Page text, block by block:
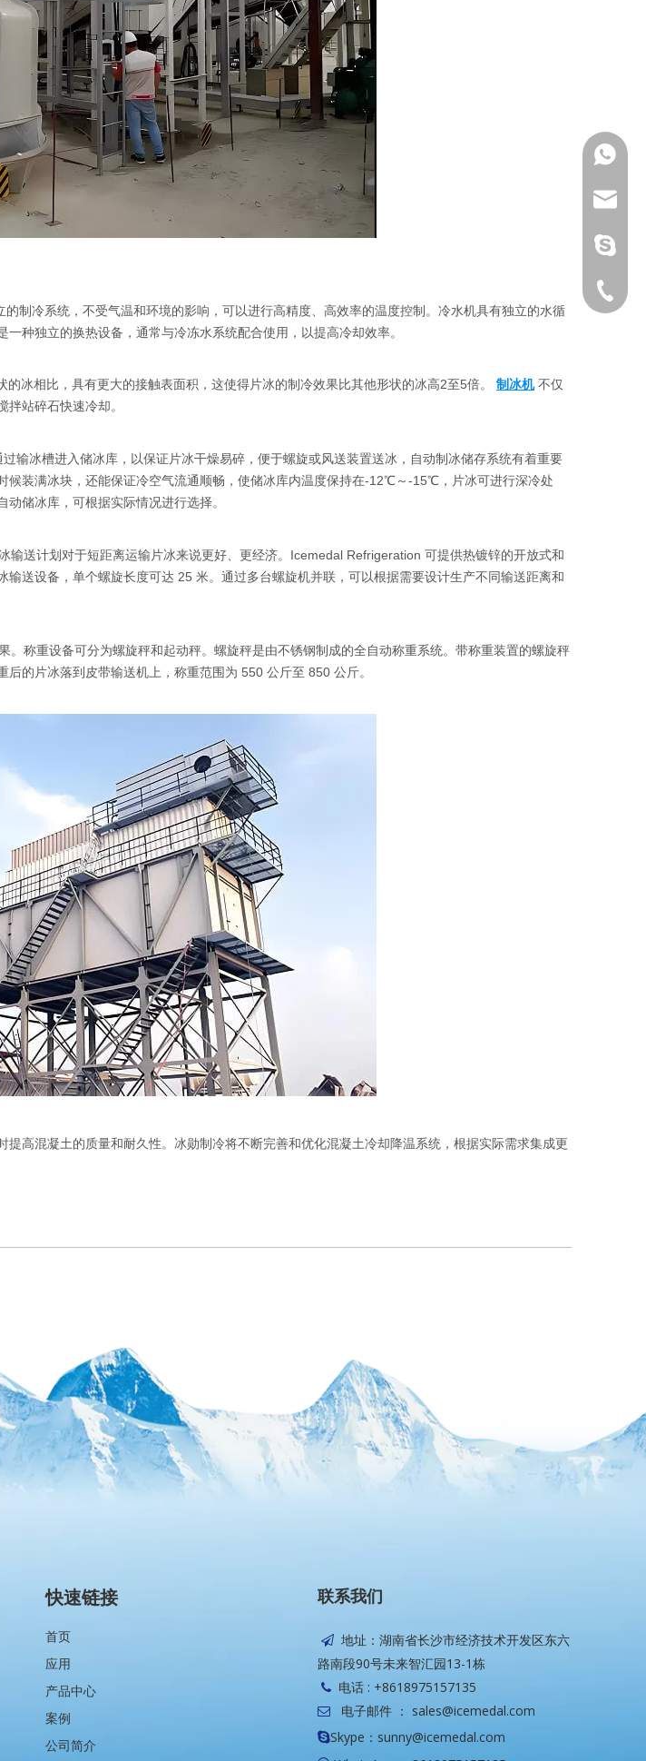
制冷系统，不受气温和环境的影响，可以进行高精度、高效率的温度控制。冷水机具有独立的水循
种独立的换热设备，通常与冷冻水系统配合使用，以提高冷却效率。
冰相比，具有更大的接触表面积，这使得片冰的制冷效果比其他形状的冰高2至5倍。 制冰机不仅
站碎石快速冷却。
输冰槽进入储冰库，以保证片冰干燥易碎，便于螺旋或风送装置送冰，自动制冰储存系统有着重要
装满冰块，还能保证冷空气流通顺畅，使储冰库内温度保持在-12℃～-15℃，片冰可进行深冷处
储冰库，可根据实际情况进行选择。
送计划对于短距离运输片冰来说更好、更经济。Icemedal Refrigeration 可提供热镀锌的开放式和
送设备，单个螺旋长度可达 25 米。通过多台螺旋机并联，可以根据需要设计生产不同输送距离和
称重设备可分为螺旋秤和起动秤。螺旋秤是由不锈钢制成的全自动称重系统。带称重装置的螺旋秤
的片冰落到皮带输送机上，称重范围为 550 公斤至 850 公斤。
高混凝土的质量和耐久性。冰勋制冷将不断完善和优化混凝土冷却降温系统，根据实际需求集成更
快速链接
首页
应用
产品中心
案例
公司简介
联系我们
 地址：湖南省长沙市经济技术开发区东六
路南段90号未来智汇园13-1栋
 电话 : +8618975157135
 电子邮件 ： sales@icemedal.com
Skype：sunny@icemedal.com
+86
+86